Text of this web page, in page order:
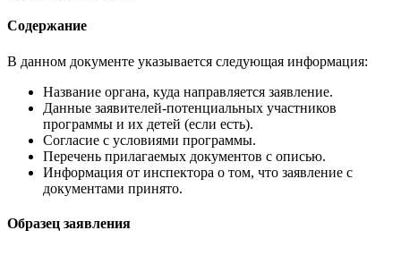
Содержание
В данном документе указывается следующая информация:
Название органа, куда направляется заявление.
Данные заявителей-потенциальных участников
программы и их детей (если есть).
Согласие с условиями программы.
Перечень прилагаемых документов с описью.
Информация от инспектора о том, что заявление с
документами принято.
Образец заявления